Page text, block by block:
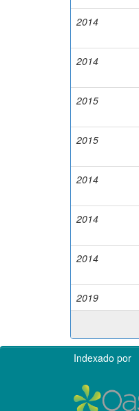
2014
2014
2015
2015
2014
2014
2014
2019
Indexado por